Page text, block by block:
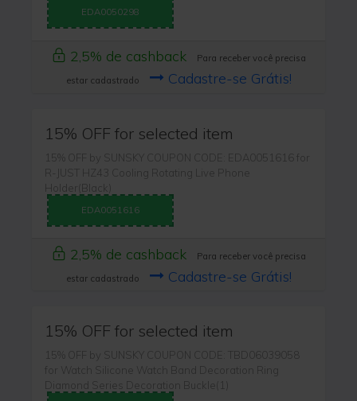
EDA0050298
2,5% de cashback
Para receber você precisa
estar cadastrado
Cadastre-se Grátis!
15% OFF for selected item
15% OFF by SUNSKY COUPON CODE: EDA0051616 for
R-JUST HZ43 Cooling Rotating Live Phone
Holder(Black)
EDA0051616
2,5% de cashback
Para receber você precisa
estar cadastrado
Cadastre-se Grátis!
15% OFF for selected item
15% OFF by SUNSKY COUPON CODE: TBD06039058
for Watch Silicone Watch Band Decoration Ring
Diamond Series Decoration Buckle(1)